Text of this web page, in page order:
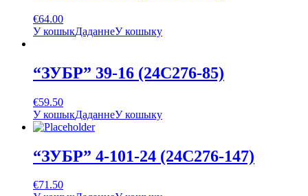
€64.00
У кошыкДаданнеУ кошыку
“ЗУБР” 39-16 (24С276-85)
€59.50
У кошыкДаданнеУ кошыку
“ЗУБР” 4-101-24 (24С276-147)
€71.50